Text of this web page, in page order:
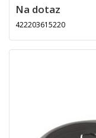
Na dotaz
422203615220